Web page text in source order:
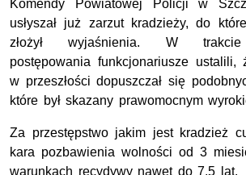
Komendy Powiatowej Policji w
usłyszał już zarzut kradzieży, do
złożył wyjaśnienia. W trakcie
postępowania funkcjonariusze ustalili,
w przeszłości dopuszczał się
które był skazany prawomocnym
Za przestępstwo jakim jest kradzież
kara pozbawienia wolności od 3
warunkach recydywy nawet do 7,5 lat.